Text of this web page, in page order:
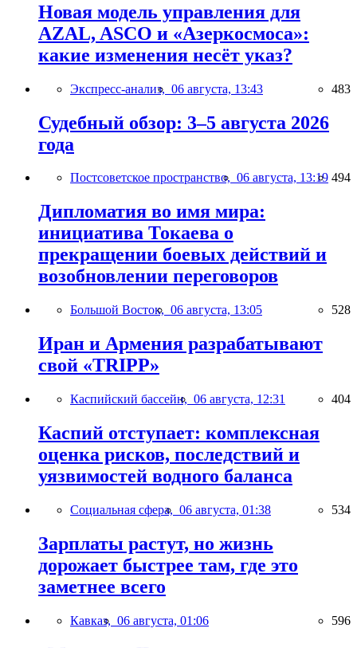
Новая модель управления для
AZAL, ASCO и «Азеркосмоса»:
какие изменения несёт указ?
Экспресс-анализ, 06 августа, 13:43 483
Судебный обзор: 3–5 августа 2026
года
Постсоветское пространство, 06 августа, 13:19 494
Дипломатия во имя мира:
инициатива Токаева о
прекращении боевых действий и
возобновлении переговоров
Большой Восток, 06 августа, 13:05 528
Иран и Армения разрабатывают
свой «TRIPP»
Каспийский бассейн, 06 августа, 12:31 404
Каспий отступает: комплексная
оценка рисков, последствий и
уязвимостей водного баланса
Социальная сфера, 06 августа, 01:38 534
Зарплаты растут, но жизнь
дорожает быстрее там, где это
заметнее всего
Кавказ, 06 августа, 01:06 596